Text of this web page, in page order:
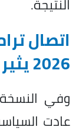
اتصال
2026 يثير الجدل
وفي
عادت